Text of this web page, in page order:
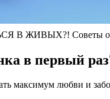
ЖИВЫХ?! Советы от
в первый
максимум любви и